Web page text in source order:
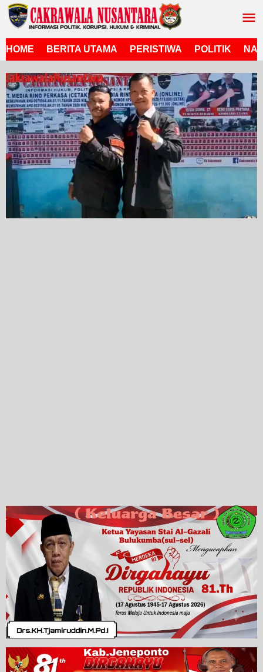
Lewati
ke
HOME
BERITA UTAMA PERISTIWA POLITIK